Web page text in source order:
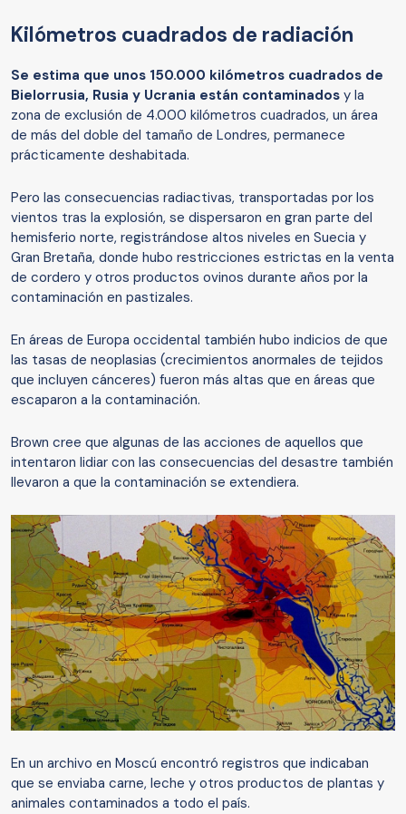
Kilómetros cuadrados de radiación
Se estima que unos 150.000 kilómetros cuadrados de
Bielorrusia, Rusia y Ucrania están contaminados y la
zona de exclusión de 4.000 kilómetros cuadrados, un área
de más del doble del tamaño de Londres, permanece
prácticamente deshabitada.
Pero las consecuencias radiactivas, transportadas por los
vientos tras la explosión, se dispersaron en gran parte del
hemisferio norte, registrándose altos niveles en Suecia y
Gran Bretaña, donde hubo restricciones estrictas en la venta
de cordero y otros productos ovinos durante años por la
contaminación en pastizales.
En áreas de Europa occidental también hubo indicios de que
las tasas de neoplasias (crecimientos anormales de tejidos
que incluyen cánceres) fueron más altas que en áreas que
escaparon a la contaminación.
Brown cree que algunas de las acciones de aquellos que
intentaron lidiar con las consecuencias del desastre también
llevaron a que la contaminación se extendiera.
En un archivo en Moscú encontró registros que indicaban
que se enviaba carne, leche y otros productos de plantas y
animales contaminados a todo el país.